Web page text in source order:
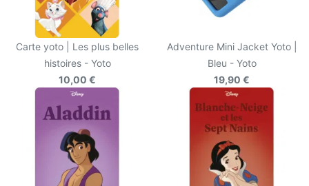
Carte yoto | Les plus belles
histoires - Yoto
10,00 €
Adventure Mini Jacket Yoto |
Bleu - Yoto
19,90 €